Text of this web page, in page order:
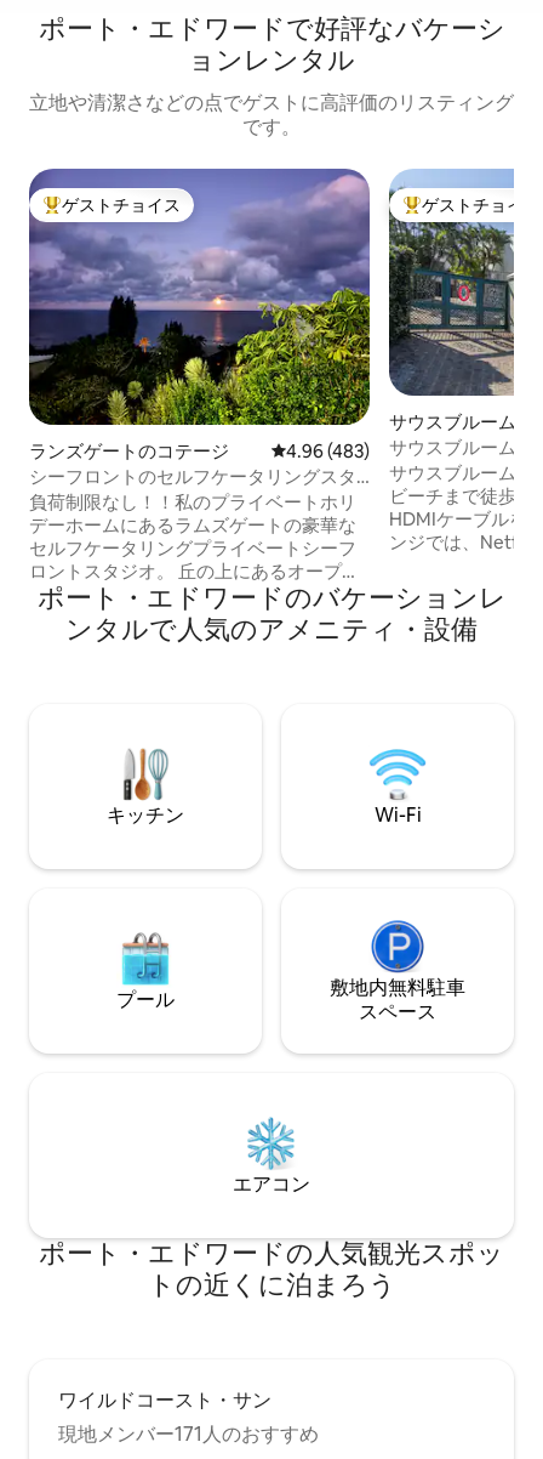
ポート・エドワードで好評なバケーシ
ョンレンタル
立地や清潔さなどの点でゲストに高評価のリスティング
です。
大好評のゲストチョイスです。
ゲストチョイス
ランズゲートのコテージ レビュー483件、5つ星中4.96つ
4.96 (483)
シーフロントのセルフケータリングスタ
ジオ（プライベートホリデーホーム）
負荷制限なし！！私のプライベートホリ
デーホームにあるラムズゲートの豪華な
セルフケータリングプライベートシーフ
ロントスタジオ。 丘の上にあるオープン
プランの自炊スタジオは、素晴らしい海
の眺めが楽しめます。広いオープンプラ
ンのバスルーム、ダブルシャワーと洗面
スター、ミニ冷蔵庫、すべての食器類/カ
トラリーを備えたキッチン/コーヒーステ
ーションがあります。 駐車場1台分のみ。
Netflix、Dstv。 ソーラーバックアップと
大好評のゲスト
ゲストチョイス
サウスブルームの
ン・アパート
サウスブルームに
「Vervet's Crest
サウスブルームの
ビーチまで徒歩5
HDMIケーブルを
ンジでは、Netflix
ーネットサーフィン
ン、ダイニング
パーキングベッ
ル。 負荷制限や
はありません。
ポート・エドワードのバケーションレ
ンタルで人気のアメニティ・設備
キッチン Wi-Fi
プール
敷地内無料駐⁠車
ス⁠ペ⁠ー⁠ス
エアコン
ポート・エドワードの人気観光スポッ
トの近くに泊まろう
ワイルドコースト・サン
現地メンバー171人のおすすめ